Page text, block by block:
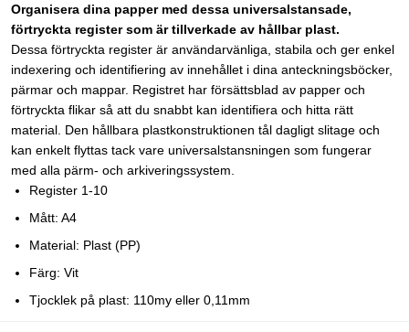
Organisera dina papper med dessa universalstansade,
förtryckta register som är tillverkade av hållbar plast.
Dessa förtryckta register är användarvänliga, stabila och ger enkel
indexering och identifiering av innehållet i dina anteckningsböcker,
pärmar och mappar. Registret har försättsblad av papper och
förtryckta flikar så att du snabbt kan identifiera och hitta rätt
material. Den hållbara plastkonstruktionen tål dagligt slitage och
kan enkelt flyttas tack vare universalstansningen som fungerar
med alla pärm- och arkiveringssystem.
Register 1-10
Mått: A4
Material: Plast (PP)
Färg: Vit
Tjocklek på plast: 110my eller 0,11mm